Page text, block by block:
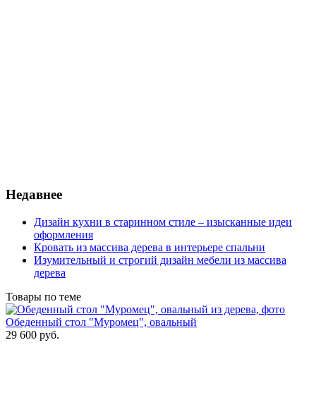
Недавнее
Дизайн кухни в старинном стиле – изысканные идеи
оформления
Кровать из массива дерева в интерьере спальни
Изумительный и строгий дизайн мебели из массива
дерева
Товары по теме
Обеденный стол "Муромец", овальный
29 600 руб.